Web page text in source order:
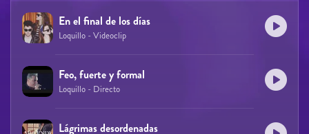
En el final de los días
Loquillo - Videoclip
Feo, fuerte y formal
Loquillo - Directo
Lágrimas desordenadas